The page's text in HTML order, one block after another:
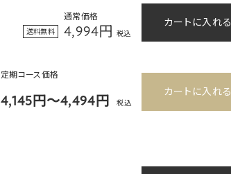
通常価格
送料無料 4,994円 税込
カートに入れる
定期コース価格
4,145円～4,494円 税込
カートに入れる